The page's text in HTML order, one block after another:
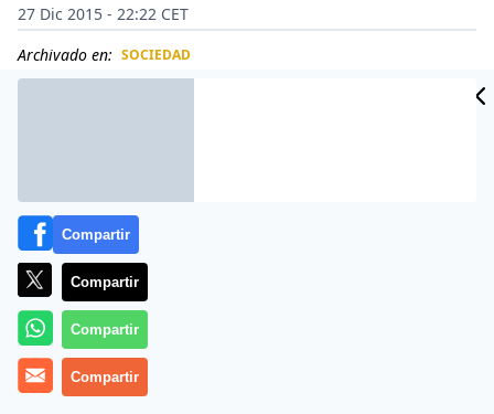
27 Dic 2015 - 22:22 CET
Archivado en: SOCIEDAD
Compartir
Compartir
Compartir
Compartir